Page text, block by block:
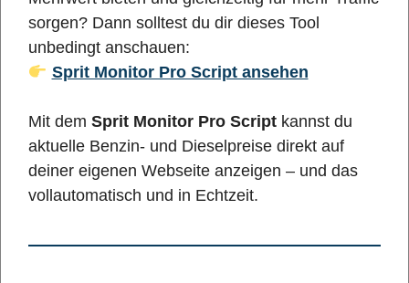
sorgen? Dann solltest du dir dieses Tool
unbedingt anschauen:
Sprit Monitor Pro Script ansehen
Mit dem Sprit Monitor Pro Script kannst du
aktuelle Benzin- und Dieselpreise direkt auf
deiner eigenen Webseite anzeigen – und das
vollautomatisch und in Echtzeit.